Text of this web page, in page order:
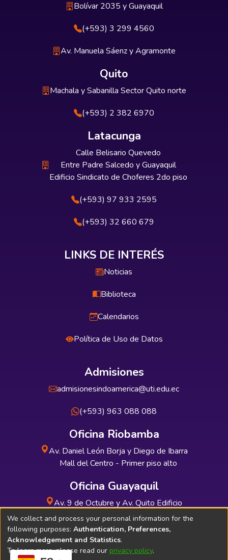
Bolívar 2035 y Guayaquil
(+593) 3 299 4560
Av. Manuela Sáenz y Agramonte
Quito
Machala y Sabanilla Sector Quito norte
(+593) 2 382 6970
Latacunga
Calle Belisario Quevedo
Entre Padre Salcedo y Guayaquil
Edificio Sindicato de Choferes 2do piso
(+593) 97 933 2595
(+593) 32 660 679
LINKS DE INTERÉS
Noticias
Biblioteca
Calendarios
Política de Uso de Datos
Admisiones
admisionesindoamerica@uti.edu.ec
(+593) 963 088 088
Oficina Riobamba
Av. Daniel León Borja y Diego de Ibarra
Mall del Centro - Primer piso alto
Oficina Guayaquil
Av. 9 de Octubre y Av. Quito Edificio
INDUAUTO - Planta baja
We collect and process your personal information for the
following purposes: Authentication, Preferences,
Acknowledgement and Statistics.
To learn more, please read our privacy policy.